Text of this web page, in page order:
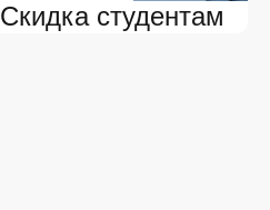
Скидка студентам